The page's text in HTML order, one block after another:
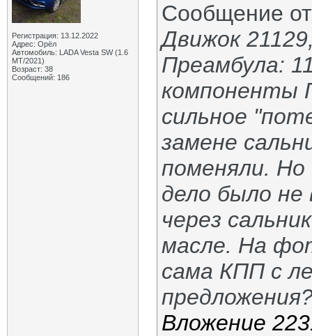
Регистрация: 13.12.2022
Адрес: Орёл
Автомобиль: LADA Vesta SW (1.6
МТ/2021)
Возраст: 38
Сообщений: 186
Сообщение
Движок
Преамбула:
компоненты
сильное
замене
поменяли.
дело было не
через
масле. На
сама КПП с
Вложение